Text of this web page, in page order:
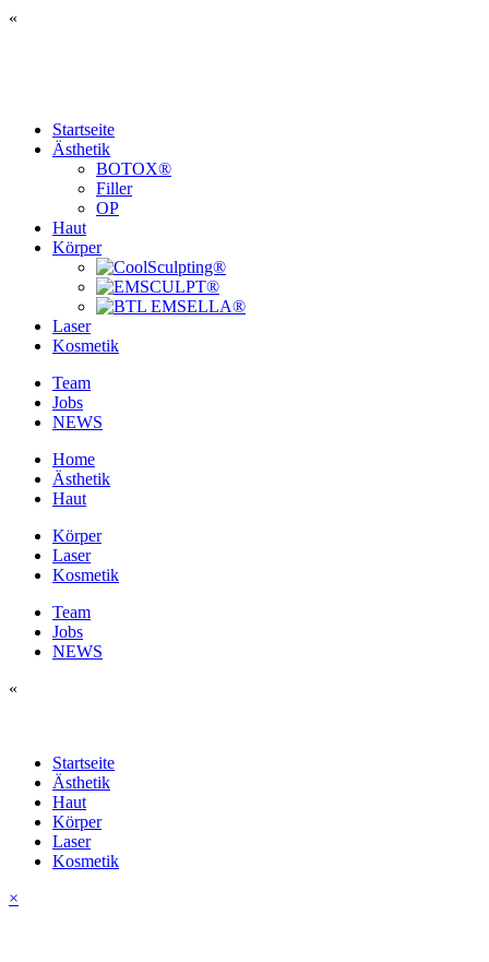
«
Startseite
Ästhetik
BOTOX®
Filler
OP
Haut
Körper
Laser
Kosmetik
Team
Jobs
NEWS
Home
Ästhetik
Haut
Körper
Laser
Kosmetik
Team
Jobs
NEWS
«
Startseite
Ästhetik
Haut
Körper
Laser
Kosmetik
×